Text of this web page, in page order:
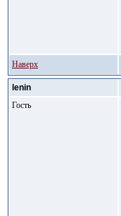
Наверх
lenin
Гость